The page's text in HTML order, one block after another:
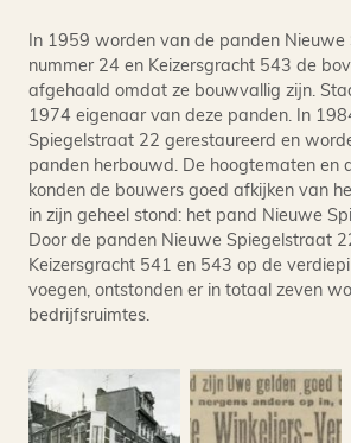
In 1959 worden van de panden Nieuwe
nummer 24 en Keizersgracht 543 de
afgehaald omdat ze bouwvallig zijn.
1974 eigenaar van deze panden. In
Spiegelstraat 22 gerestaureerd en
panden herbouwd. De hoogtematen en
konden de bouwers goed afkijken van
in zijn geheel stond: het pand Nieuwe
Door de panden Nieuwe Spiegelstraat
Keizersgracht 541 en 543 op de
voegen, ontstonden er in totaal zeven
bedrijfsruimtes.